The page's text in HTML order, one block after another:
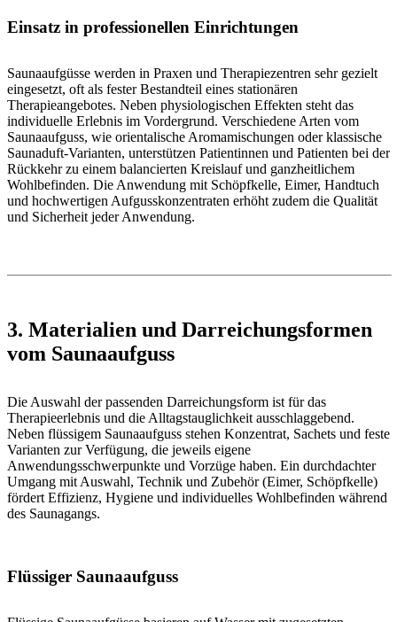
Einsatz in professionellen Einrichtungen
Saunaaufgüsse werden in Praxen und Therapiezentren sehr gezielt
eingesetzt, oft als fester Bestandteil eines stationären
Therapieangebotes. Neben physiologischen Effekten steht das
individuelle Erlebnis im Vordergrund. Verschiedene Arten vom
Saunaaufguss, wie orientalische Aromamischungen oder klassische
Saunaduft-Varianten, unterstützen Patientinnen und Patienten bei der
Rückkehr zu einem balancierten Kreislauf und ganzheitlichem
Wohlbefinden. Die Anwendung mit Schöpfkelle, Eimer, Handtuch
und hochwertigen Aufgusskonzentraten erhöht zudem die Qualität
und Sicherheit jeder Anwendung.
3. Materialien und Darreichungsformen
vom Saunaaufguss
Die Auswahl der passenden Darreichungsform ist für das
Therapieerlebnis und die Alltagstauglichkeit ausschlaggebend.
Neben flüssigem Saunaaufguss stehen Konzentrat, Sachets und feste
Varianten zur Verfügung, die jeweils eigene
Anwendungsschwerpunkte und Vorzüge haben. Ein durchdachter
Umgang mit Auswahl, Technik und Zubehör (Eimer, Schöpfkelle)
fördert Effizienz, Hygiene und individuelles Wohlbefinden während
des Saunagangs.
Flüssiger Saunaaufguss